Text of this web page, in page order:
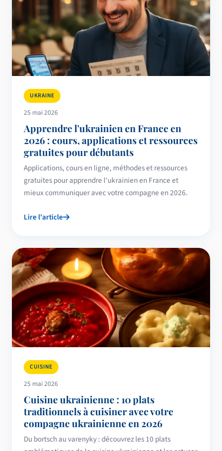
UKRAINE
25 mai 2026
Apprendre l'ukrainien en France en
2026 : cours, applications et ressources
gratuites pour débutants
Applications, cours en ligne, méthodes et ressources
gratuites pour apprendre l'ukrainien en France et
mieux communiquer avec votre compagne en 2026.
Lire l'article
CUISINE
25 mai 2026
Cuisine ukrainienne : 10 plats
traditionnels à cuisiner avec votre
compagne ukrainienne en 2026
Du bortsch au varenyky : découvrez les 10 plats